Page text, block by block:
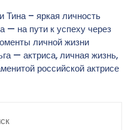
Тина – яркая личность
— на пути к успеху через
личной жизни
— актриса, личная жизнь,
российской актрисе